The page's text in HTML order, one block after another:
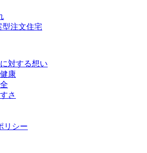
注文住宅
対する想い
康
さ
リシー